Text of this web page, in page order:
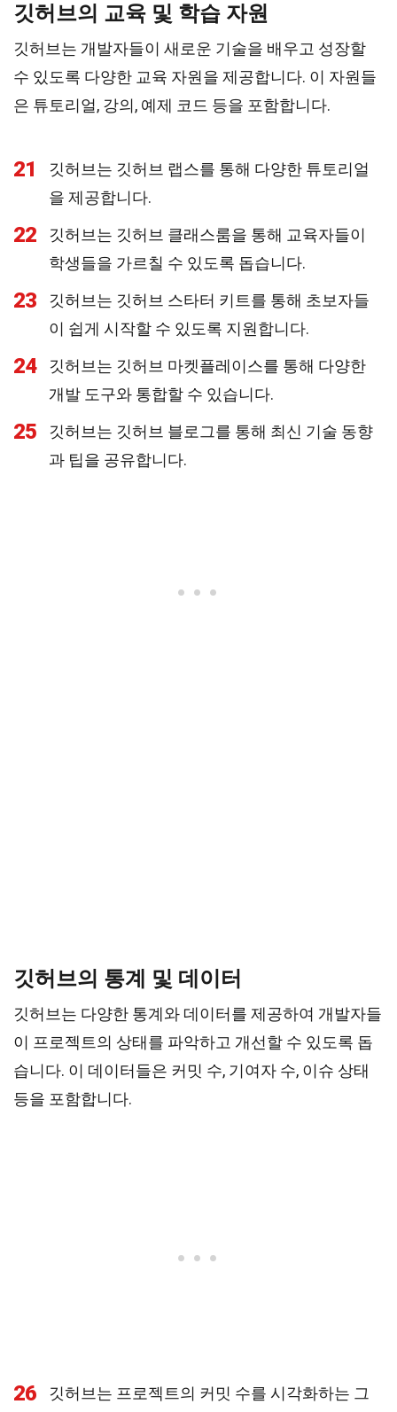
깃허브의 교육 및 학습 자원
깃허브는 개발자들이 새로운 기술을 배우고 성장할
수 있도록 다양한 교육 자원을 제공합니다. 이 자원들
은 튜토리얼, 강의, 예제 코드 등을 포함합니다.
21
깃허브는 깃허브 랩스를 통해 다양한 튜토리얼
을 제공합니다.
22
깃허브는 깃허브 클래스룸을 통해 교육자들이
학생들을 가르칠 수 있도록 돕습니다.
23
깃허브는 깃허브 스타터 키트를 통해 초보자들
이 쉽게 시작할 수 있도록 지원합니다.
24
깃허브는 깃허브 마켓플레이스를 통해 다양한
개발 도구와 통합할 수 있습니다.
25
깃허브는 깃허브 블로그를 통해 최신 기술 동향
과 팁을 공유합니다.
깃허브의 통계 및 데이터
깃허브는 다양한 통계와 데이터를 제공하여 개발자들
이 프로젝트의 상태를 파악하고 개선할 수 있도록 돕
습니다. 이 데이터들은 커밋 수, 기여자 수, 이슈 상태
등을 포함합니다.
26 깃허브는 프로젝트의 커밋 수를 시각화하는 그